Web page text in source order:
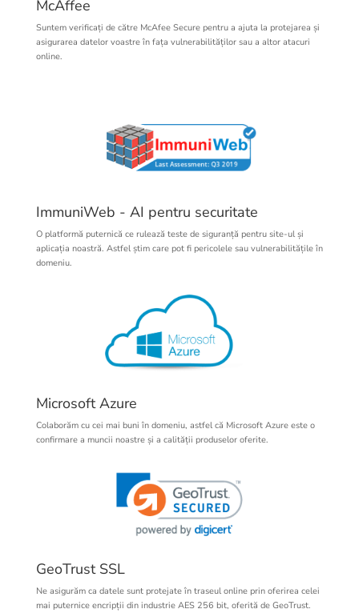
McAffee
Suntem verificați de către McAfee Secure pentru a ajuta la protejarea și
asigurarea datelor voastre în fața vulnerabilităților sau a altor atacuri
online.
ImmuniWeb - AI pentru securitate
O platformă puternică ce rulează teste de siguranță pentru site-ul și
aplicația noastră. Astfel știm care pot fi pericolele sau vulnerabilitățile în
domeniu.
Microsoft Azure
Colaborăm cu cei mai buni în domeniu, astfel că Microsoft Azure este o
confirmare a muncii noastre și a calității produselor oferite.
GeoTrust SSL
Ne asigurăm ca datele sunt protejate în traseul online prin oferirea celei
mai puternice encripții din industrie AES 256 bit, oferită de GeoTrust.